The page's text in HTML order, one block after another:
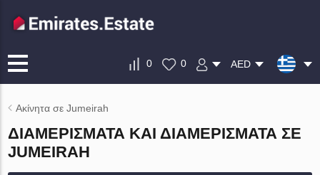
0 0 AED
Ακίνητα σε Jumeirah
ΔΙΑΜΕΡΊΣΜΑΤΑ ΚΑΙ ΔΙΑΜΕΡΊΣΜΑΤΑ ΣΕ
JUMEIRAH